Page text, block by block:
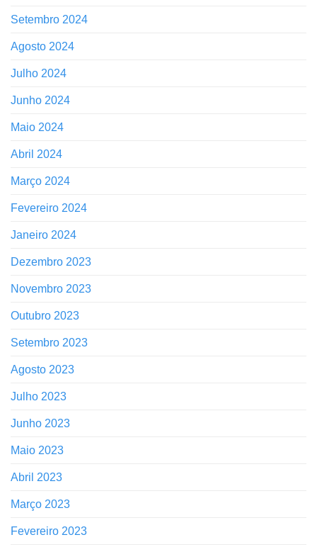
Setembro 2024
Agosto 2024
Julho 2024
Junho 2024
Maio 2024
Abril 2024
Março 2024
Fevereiro 2024
Janeiro 2024
Dezembro 2023
Novembro 2023
Outubro 2023
Setembro 2023
Agosto 2023
Julho 2023
Junho 2023
Maio 2023
Abril 2023
Março 2023
Fevereiro 2023